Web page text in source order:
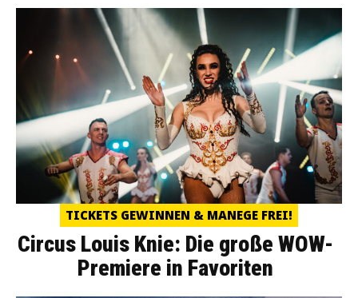
TICKETS GEWINNEN & MANEGE FREI!
Circus Louis Knie: Die große WOW-
Premiere in Favoriten